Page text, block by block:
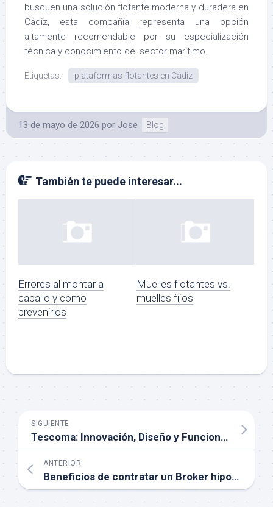
busquen una solución flotante moderna y duradera en
Cádiz, esta compañía representa una opción
altamente recomendable por su especialización
técnica y conocimiento del sector marítimo.
Etiquetas: plataformas flotantes en Cádiz
13 de mayo de 2026 por Jose Blog
También te puede interesar...
Errores al montar a
caballo y como
prevenirlos
Muelles flotantes vs.
muelles fijos
SIGUIENTE
Tescoma: Innovación, Diseño y Funcionalidad para una Cocina sin Límites
ANTERIOR
Beneficios de contratar un Broker hipotecario en Barcelona